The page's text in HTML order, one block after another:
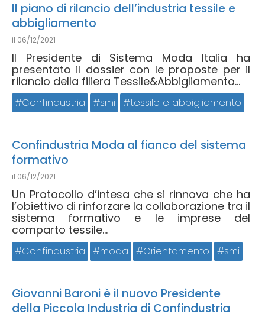
Il piano di rilancio dell’industria tessile e
abbigliamento
il 06/12/2021
Il Presidente di Sistema Moda Italia ha
presentato il dossier con le proposte per il
rilancio della filiera Tessile&Abbigliamento...
Confindustria smi tessile e abbigliamento
Confindustria Moda al fianco del sistema
formativo
il 06/12/2021
Un Protocollo d’intesa che si rinnova che ha
l’obiettivo di rinforzare la collaborazione tra il
sistema formativo e le imprese del
comparto tessile...
Confindustria moda Orientamento smi
Giovanni Baroni è il nuovo Presidente
della Piccola Industria di Confindustria